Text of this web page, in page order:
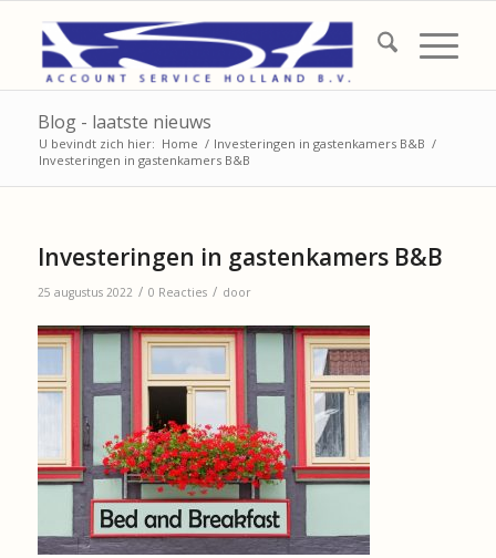
Blog - laatste nieuws
U bevindt zich hier: Home / Investeringen in gastenkamers B&B /
Investeringen in gastenkamers B&B
Investeringen in gastenkamers B&B
25 augustus 2022 / 0 Reacties / door